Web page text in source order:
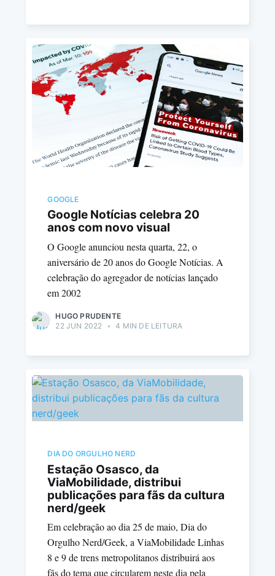
GOOGLE
Google Notícias celebra 20
anos com novo visual
O Google anunciou nesta quarta, 22, o
aniversário de 20 anos do Google Notícias. A
celebração do agregador de notícias lançado
em 2002
HUGO PRUDENTE
22 JUN 2022
• 4 MIN DE LEITURA
DIA DO ORGULHO NERD
Estação Osasco, da
ViaMobilidade, distribui
publicações para fãs da cultura
nerd/geek
Em celebração ao dia 25 de maio, Dia do
Orgulho Nerd/Geek, a ViaMobilidade Linhas
8 e 9 de trens metropolitanos distribuirá aos
fãs do tema que circularem neste dia pela